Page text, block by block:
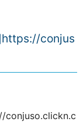
conjus
conjuso.clickn.c